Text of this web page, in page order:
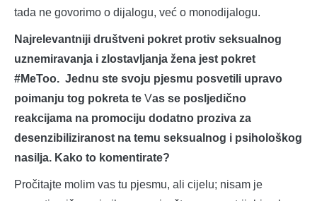
tada ne govorimo o dijalogu, već o monodijalogu.
Najrelevantniji društveni pokret protiv seksualnog
uznemiravanja i zlostavljanja žena jest pokret
#MeToo. Jednu ste svoju pjesmu posvetili upravo
poimanju tog pokreta te Vas se posljedično
reakcijama na promociju dodatno proziva za
desenzibiliziranost na temu seksualnog i psihološkog
nasilja. Kako to komentirate?
Pročitajte molim vas tu pjesmu, ali cijelu; nisam je